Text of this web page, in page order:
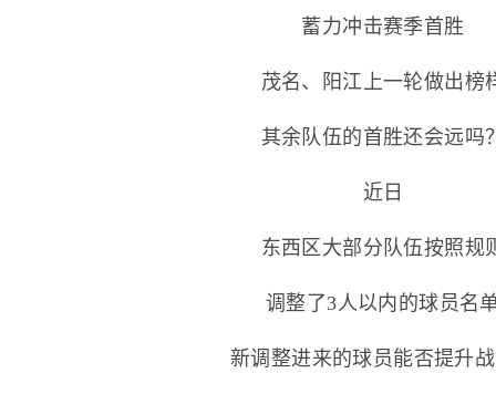
蓄力冲击赛季首胜
茂名、阳江上一轮做出榜
其余队伍的首胜还会远吗
近日
东西区大部分队伍按照规
调整了3人以内的球员名
新调整进来的球员能否提升